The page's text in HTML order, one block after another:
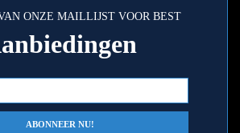
ONZE MAILLIJST VOOR BEST